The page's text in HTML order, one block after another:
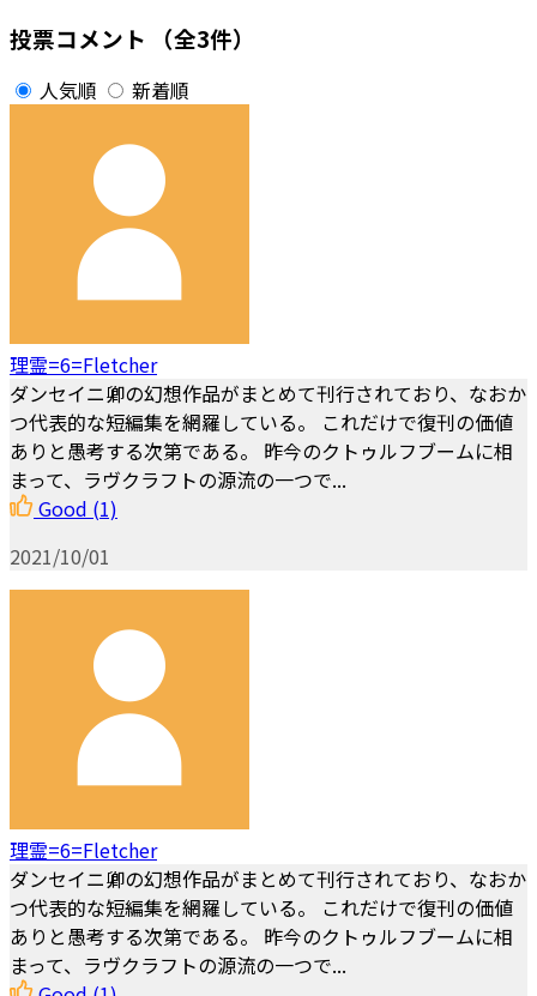
投票コメント （全3件）
人気順 新着順
理霊=6=Fletcher
ダンセイニ卿の幻想作品がまとめて刊行されており、なおか
つ代表的な短編集を網羅している。 これだけで復刊の価値
ありと愚考する次第である。 昨今のクトゥルフブームに相
まって、ラヴクラフトの源流の一つで...
Good (1)
2021/10/01
理霊=6=Fletcher
ダンセイニ卿の幻想作品がまとめて刊行されており、なおか
つ代表的な短編集を網羅している。 これだけで復刊の価値
ありと愚考する次第である。 昨今のクトゥルフブームに相
まって、ラヴクラフトの源流の一つで...